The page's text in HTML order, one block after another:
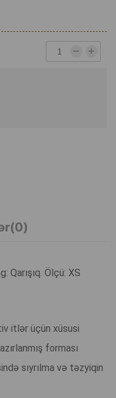
Qarışıq. Ölçü: XS
itlər üçün xüsusi
forması
sıyrılma və təzyiqin